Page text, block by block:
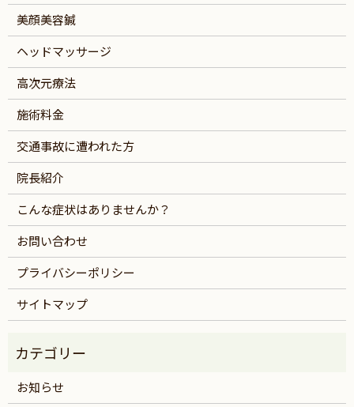
美顔美容鍼
ヘッドマッサージ
高次元療法
施術料金
交通事故に遭われた方
院長紹介
こんな症状はありませんか？
お問い合わせ
プライバシーポリシー
サイトマップ
お知らせ